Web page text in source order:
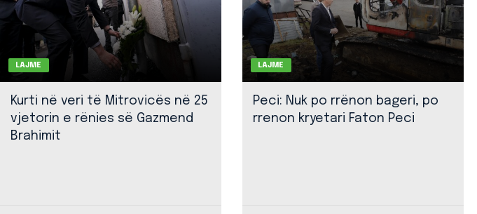
LAJME
Kurti në veri të Mitrovicës në 25
vjetorin e rënies së Gazmend
Brahimit
LAJME
Peci: Nuk po rrënon bageri, po
rrenon kryetari Faton Peci